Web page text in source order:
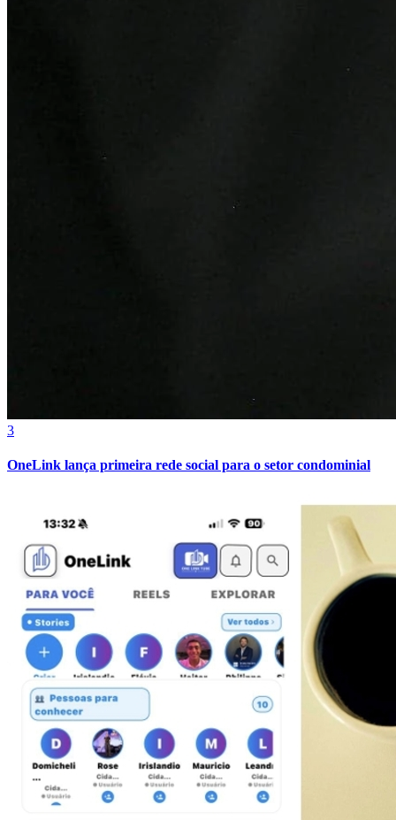
Fortaleza
3
OneLink lança primeira rede social para o setor condominial